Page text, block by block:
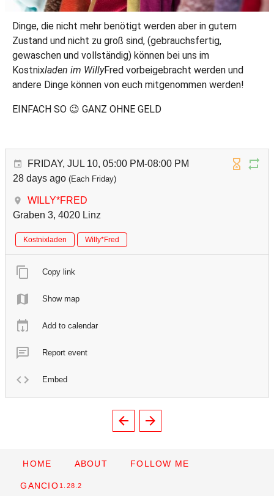
Dinge, die nicht mehr benötigt werden aber in gutem
Zustand und nicht zu groß sind, (gebrauchsfertig,
gewaschen und vollständig) können bei uns im
Kostnixladen im WillyFred vorbeigebracht werden und
andere Dinge können von euch mitgenommen werden!
EINFACH SO 😉 GANZ OHNE GELD
FRIDAY, JUL 10, 05:00 PM-08:00 PM
28 days ago (Each Friday)
WILLY*FRED
Graben 3, 4020 Linz
Kostnixladen Willy*Fred
Copy link
Show map
Add to calendar
Report event
Embed
HOME ABOUT FOLLOW ME
GANCIO 1.28.2